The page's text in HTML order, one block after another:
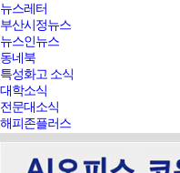
뉴스레터
부산시정뉴스
뉴스인뉴스
동네북
특성화고 소식
대학소식
전문대소식
해피존플러스